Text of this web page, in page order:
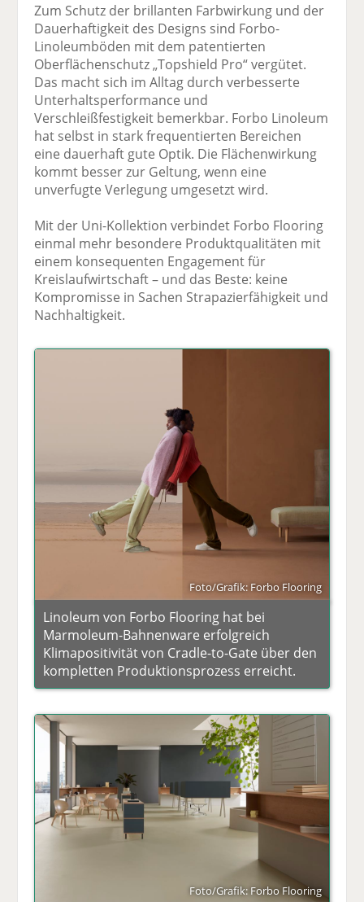
Zum Schutz der brillanten Farbwirkung und der
Dauerhaftigkeit des Designs sind Forbo-
Linoleumböden mit dem patentierten
Oberflächenschutz „Topshield Pro“ vergütet.
Das macht sich im Alltag durch verbesserte
Unterhaltsperformance und
Verschleißfestigkeit bemerkbar. Forbo Linoleum
hat selbst in stark frequentierten Bereichen
eine dauerhaft gute Optik. Die Flächenwirkung
kommt besser zur Geltung, wenn eine
unverfugte Verlegung umgesetzt wird.
Mit der Uni-Kollektion verbindet Forbo Flooring
einmal mehr besondere Produktqualitäten mit
einem konsequenten Engagement für
Kreislaufwirtschaft – und das Beste: keine
Kompromisse in Sachen Strapazierfähigkeit und
Nachhaltigkeit.
Foto/Grafik: Forbo Flooring
Linoleum von Forbo Flooring hat bei
Marmoleum-Bahnenware erfolgreich
Klimapositivität von Cradle-to-Gate über den
kompletten Produktionsprozess erreicht.
Foto/Grafik: Forbo Flooring